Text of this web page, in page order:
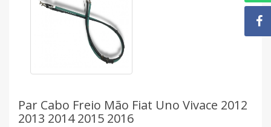
Par Cabo Freio Mão Fiat Uno Vivace 2012
2013 2014 2015 2016